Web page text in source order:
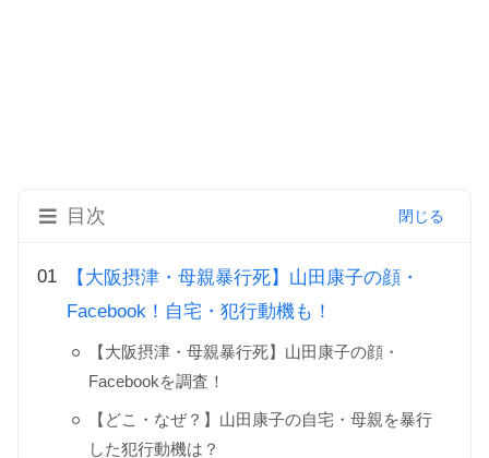
目次
【大阪摂津・母親暴行死】山田康子の顔・
Facebook！自宅・犯行動機も！
【大阪摂津・母親暴行死】山田康子の顔・
Facebookを調査！
【どこ・なぜ？】山田康子の自宅・母親を暴行
した犯行動機は？